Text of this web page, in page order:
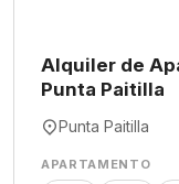
Alquiler de
Punta Paitilla
Punta Paitilla
APARTAMENTO